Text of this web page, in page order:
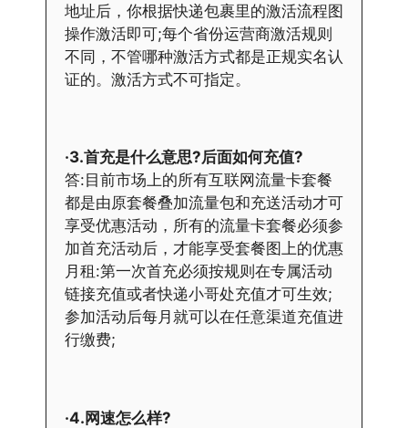
地址后，你根据快递包裹里的激活流程图
操作激活即可;每个省份运营商激活规则
不同，不管哪种激活方式都是正规实名认
证的。激活方式不可指定。
·3.首充是什么意思?后面如何充值?
答:目前市场上的所有互联网流量卡套餐
都是由原套餐叠加流量包和充送活动才可
享受优惠活动，所有的流量卡套餐必须参
加首充活动后，才能享受套餐图上的优惠
月租:第一次首充必须按规则在专属活动
链接充值或者快递小哥处充值才可生效;
参加活动后每月就可以在任意渠道充值进
行缴费;
·4.网速怎么样?